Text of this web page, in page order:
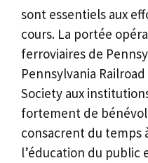
sont essentiels aux
cours. La portée
ferroviaires de
Pennsylvania
Society aux
fortement de
consacrent du temps
l’éducation du public